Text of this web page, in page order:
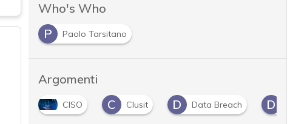
Who's Who
P
Paolo Tarsitano
Argomenti
CISO C Clusit D Data Breach D